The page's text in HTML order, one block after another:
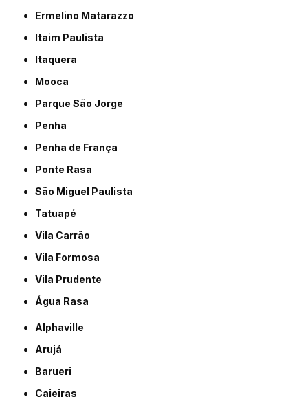
Ermelino Matarazzo
Itaim Paulista
Itaquera
Mooca
Parque São Jorge
Penha
Penha de França
Ponte Rasa
São Miguel Paulista
Tatuapé
Vila Carrão
Vila Formosa
Vila Prudente
Água Rasa
Alphaville
Arujá
Barueri
Caieiras